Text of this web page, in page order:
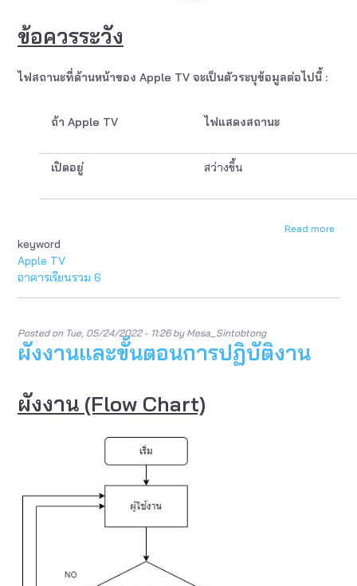
ข้อควรระวัง
ไฟสถานะที่ด้านหน้าของ Apple TV จะเป็นตัวระบุข้อมูลต่อไปนี้ :
ถ้า Apple TV ไฟแสดงสถานะ
เปิดอยู่ สว่างขึ้น
Read more
ควร
keyword
Apple TV
อาคารเรียนรวม 6
Posted on Tue, 05/24/2022 - 11:26by Mesa_Sintobtong
ผังงานและขั้นตอนการปฏิบัติงาน
ผังงาน (Flow Chart)